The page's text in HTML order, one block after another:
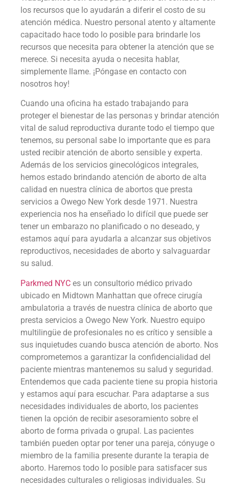
los recursos que lo ayudarán a diferir el costo de su
atención médica. Nuestro personal atento y altamente
capacitado hace todo lo posible para brindarle los
recursos que necesita para obtener la atención que se
merece. Si necesita ayuda o necesita hablar,
simplemente llame. ¡Póngase en contacto con
nosotros hoy!
Cuando una oficina ha estado trabajando para
proteger el bienestar de las personas y brindar atención
vital de salud reproductiva durante todo el tiempo que
tenemos, su personal sabe lo importante que es para
usted recibir atención de aborto sensible y experta.
Además de los servicios ginecológicos integrales,
hemos estado brindando atención de aborto de alta
calidad en nuestra clínica de abortos que presta
servicios a Owego New York desde 1971. Nuestra
experiencia nos ha enseñado lo difícil que puede ser
tener un embarazo no planificado o no deseado, y
estamos aquí para ayudarla a alcanzar sus objetivos
reproductivos, necesidades de aborto y salvaguardar
su salud.
Parkmed NYC es un consultorio médico privado
ubicado en Midtown Manhattan que ofrece cirugía
ambulatoria a través de nuestra clínica de aborto que
presta servicios a Owego New York. Nuestro equipo
multilingüe de profesionales no es crítico y sensible a
sus inquietudes cuando busca atención de aborto. Nos
comprometemos a garantizar la confidencialidad del
paciente mientras mantenemos su salud y seguridad.
Entendemos que cada paciente tiene su propia historia
y estamos aquí para escuchar. Para adaptarse a sus
necesidades individuales de aborto, los pacientes
tienen la opción de recibir asesoramiento sobre el
aborto de forma privada o grupal. Las pacientes
también pueden optar por tener una pareja, cónyuge o
miembro de la familia presente durante la terapia de
aborto. Haremos todo lo posible para satisfacer sus
necesidades culturales o religiosas individuales. Su